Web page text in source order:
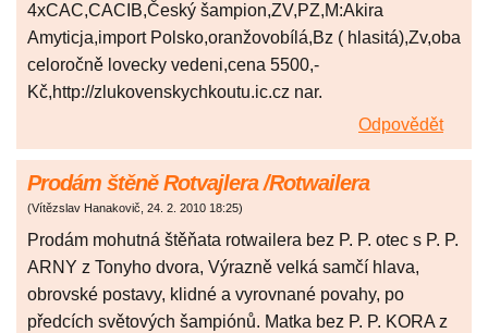
4xCAC,CACIB,Český šampion,ZV,PZ,M:Akira
Amyticja,import Polsko,oranžovobílá,Bz ( hlasitá),Zv,oba
celoročně lovecky vedeni,cena 5500,-
Kč,http://zlukovenskychkoutu.ic.cz nar.
Odpovědět
Prodám štěně Rotvajlera /Rotwailera
(Vítězslav Hanakovič, 24. 2. 2010 18:25)
Prodám mohutná štěňata rotwailera bez P. P. otec s P. P.
ARNY z Tonyho dvora, Výrazně velká samčí hlava,
obrovské postavy, klidné a vyrovnané povahy, po
předcích světových šampiónů. Matka bez P. P. KORA z